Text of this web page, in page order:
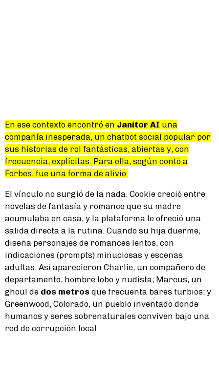
En ese contexto encontró en Janitor AI una
compañía inesperada, un chatbot social popular por
sus historias de rol fantásticas, abiertas y, con
frecuencia, explícitas. Para ella, según contó a
Forbes, fue una forma de alivio.
El vínculo no surgió de la nada. Cookie creció entre
novelas de fantasía y romance que su madre
acumulaba en casa, y la plataforma le ofreció una
salida directa a la rutina. Cuando su hija duerme,
diseña personajes de romances lentos, con
indicaciones (prompts) minuciosas y escenas
adultas. Así aparecieron Charlie, un compañero de
departamento, hombre lobo y nudista; Marcus, un
ghoul de dos metros que frecuenta bares turbios; y
Greenwood, Colorado, un pueblo inventado donde
humanos y seres sobrenaturales conviven bajo una
red de corrupción local.